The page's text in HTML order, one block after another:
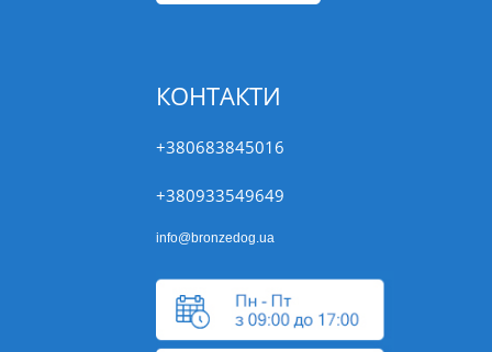
КОНТАКТИ
+380683845016
+380933549649
info@bronzedog.ua